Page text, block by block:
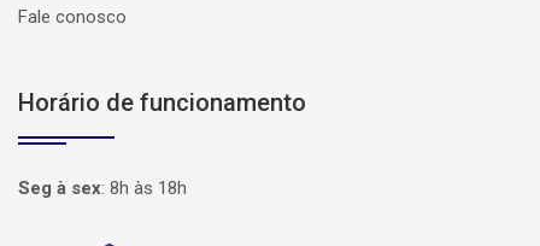
Fale conosco
Horário de funcionamento
Seg à sex: 8h às 18h